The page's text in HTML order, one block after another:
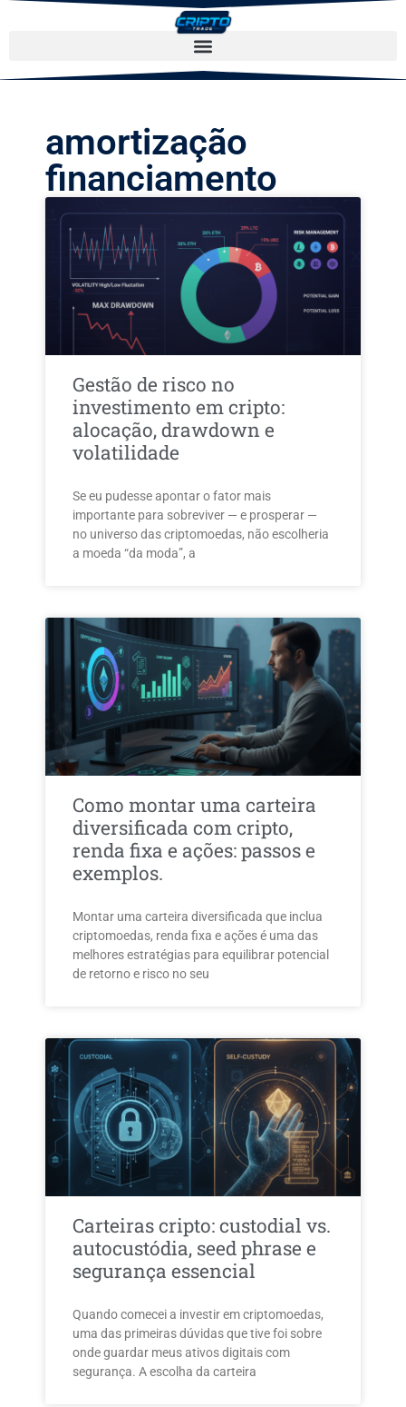
amortização
financiamento
Gestão de risco no
investimento em cripto:
alocação, drawdown e
volatilidade
Se eu pudesse apontar o fator mais
importante para sobreviver — e prosperar —
no universo das criptomoedas, não escolheria
a moeda “da moda”, a
Como montar uma carteira
diversificada com cripto,
renda fixa e ações: passos e
exemplos.
Montar uma carteira diversificada que inclua
criptomoedas, renda fixa e ações é uma das
melhores estratégias para equilibrar potencial
de retorno e risco no seu
Carteiras cripto: custodial vs.
autocustódia, seed phrase e
segurança essencial
Quando comecei a investir em criptomoedas,
uma das primeiras dúvidas que tive foi sobre
onde guardar meus ativos digitais com
segurança. A escolha da carteira